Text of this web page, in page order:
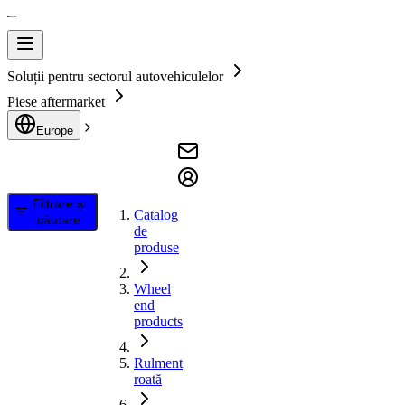
Soluții pentru sectorul autovehiculelor
Piese aftermarket
Europe
Filtrare și
căutare
Catalog
de
produse
Wheel
end
products
Rulment
roată